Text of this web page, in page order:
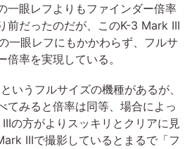
一眼レフよりもファインダー倍率
前だったのだが、このK-3 Mark III
一眼レフにもかかわらず、フルサ
率を実現している。
いうフルサイズの機種があるが、
てみると倍率は同等、場合によっ
の方がよりスッキリとクリアに見
IIIで撮影しているとまるで「フ